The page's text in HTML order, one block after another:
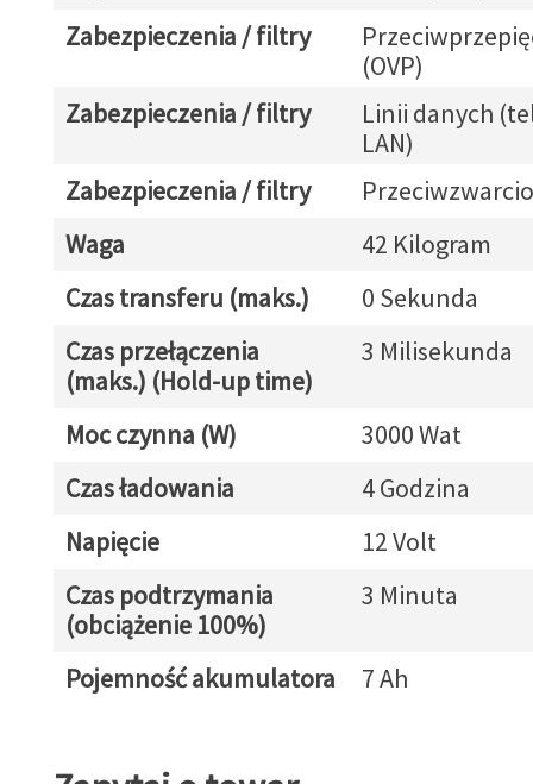
Zabezpieczenia / filtry
(OVP)
Zabezpieczenia / filtry
Linii danych
LAN)
Zabezpieczenia / filtry
Waga
42 Kilogram
Czas transferu (maks.)
0 Sekunda
Czas przełączenia
(maks.) (Hold-up time)
3 Milisekunda
Moc czynna (W)
3000 Wat
Czas ładowania
4 Godzina
Napięcie
12 Volt
Czas podtrzymania
(obciążenie 100%)
3 Minuta
Pojemność akumulatora 7 Ah
Zapytaj o towar